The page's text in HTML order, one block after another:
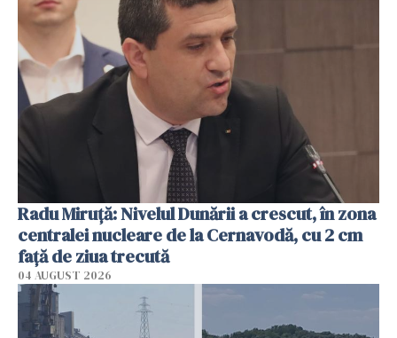
Radu Miruţă: Nivelul Dunării a crescut, în zona
centralei nucleare de la Cernavodă, cu 2 cm
faţă de ziua trecută
04 AUGUST 2026